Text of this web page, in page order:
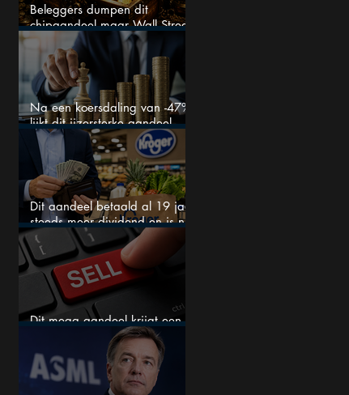
Beleggers dumpen dit
chipaandeel maar Wall Street
ziet een zeldzame koopkans
Na een koersdaling van -47%
lijkt dit ijzersterke aandeel
aantrekkelijker dan ooit
Dit aandeel betaald al 19 jaar
steeds meer dividend en is nu
goedkoop
Dit mega aandeel krijgt een
zeldzaam verkoopadvies